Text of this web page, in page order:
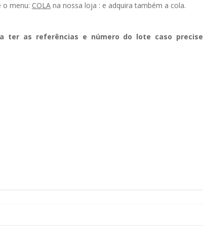
o menu: COLA na nossa loja : e adquira também a cola.
ter as referências e número do lote caso precise